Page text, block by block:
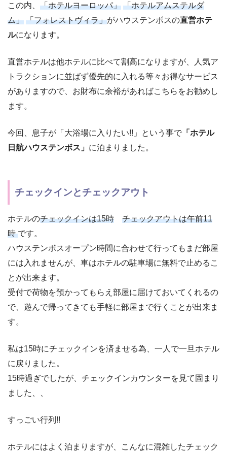
この内、 「ホテルヨーロッパ」 「ホテルアムステルダ
ム」 「フォレストヴィラ」がハウステンボスの直営ホテ
ルになります。
直営ホテルは他ホテルに比べて割高になりますが、人気ア
トラクションに並ばず優先的に入れる等々お得なサービス
がありますので、お財布に余裕があればこちらをお勧めし
ます。
今回、息子が「大浴場に入りたい!!」という事で 「ホテル
日航ハウステンボス」 に泊まりました。
チェックインとチェックアウト
ホテルのチェックインは15時
チェックアウトは午前11
時です。
ハウステンボスオープン時間に合わせて行ってもまだ部屋
には入れませんが、車はホテルの駐車場に無料で止めるこ
とが出来ます。
受付で荷物を預かってもらえ部屋に届けておいてくれるの
で、遊んで帰ってきても手軽に部屋まで行くことが出来ま
す。
私は15時にチェックインを済ませる為、一人で一旦ホテル
に戻りました。
15時過ぎでしたが、チェックインカウンターを見て固まり
ました、、
すっごい行列!!
ホテルにはよく泊まりますが、こんなに混雑したチェック